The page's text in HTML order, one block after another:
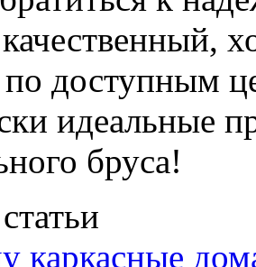
по доступным
идеальные
бруса!
каркасные